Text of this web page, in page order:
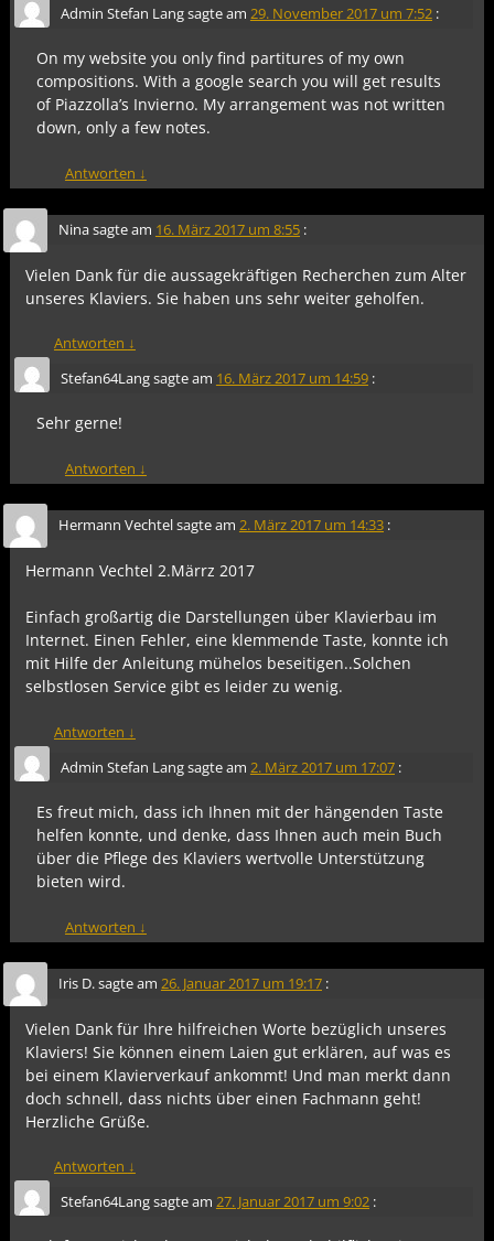
Admin Stefan Langsagte am 29. November 2017 um 7:52 :
On my website you only find partitures of my own
compositions. With a google search you will get results
of Piazzolla’s Invierno. My arrangement was not written
down, only a few notes.
Antworten ↓
Ninasagte am 16. März 2017 um 8:55 :
Vielen Dank für die aussagekräftigen Recherchen zum Alter
unseres Klaviers. Sie haben uns sehr weiter geholfen.
Antworten ↓
Stefan64Langsagte am 16. März 2017 um 14:59 :
Sehr gerne!
Antworten ↓
Hermann Vechtelsagte am 2. März 2017 um 14:33 :
Hermann Vechtel 2.Märrz 2017
Einfach großartig die Darstellungen über Klavierbau im
Internet. Einen Fehler, eine klemmende Taste, konnte ich
mit Hilfe der Anleitung mühelos beseitigen..Solchen
selbstlosen Service gibt es leider zu wenig.
Antworten ↓
Admin Stefan Langsagte am 2. März 2017 um 17:07 :
Es freut mich, dass ich Ihnen mit der hängenden Taste
helfen konnte, und denke, dass Ihnen auch mein Buch
über die Pflege des Klaviers wertvolle Unterstützung
bieten wird.
Antworten ↓
Iris D.sagte am 26. Januar 2017 um 19:17 :
Vielen Dank für Ihre hilfreichen Worte bezüglich unseres
Klaviers! Sie können einem Laien gut erklären, auf was es
bei einem Klavierverkauf ankommt! Und man merkt dann
doch schnell, dass nichts über einen Fachmann geht!
Herzliche Grüße.
Antworten ↓
Stefan64Langsagte am 27. Januar 2017 um 9:02 :